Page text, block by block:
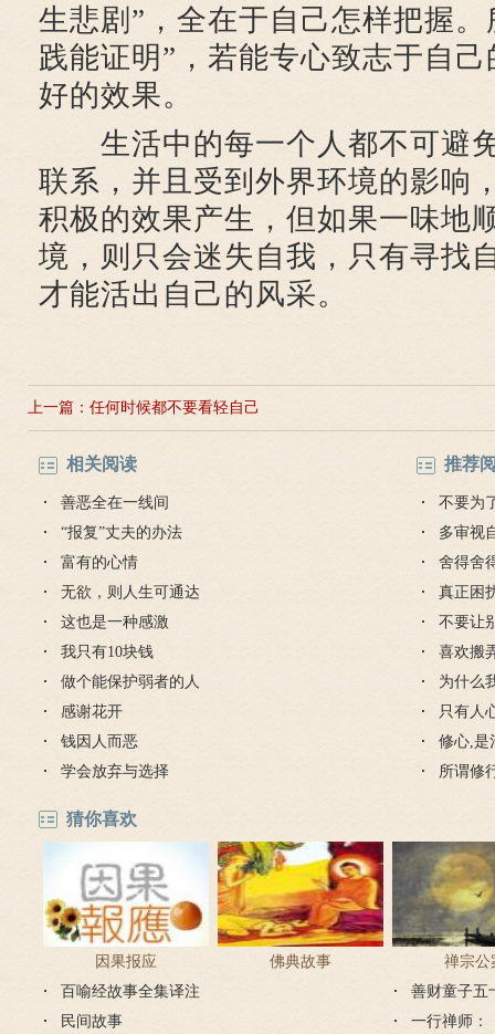
生悲剧”，全在于自己怎样把握
践能证明”，若能专心致志于自
好的效果。
生活中的每一个人都不可避
联系，并且受到外界环境的影响
积极的效果产生，但如果一味地
境，则只会迷失自我，只有寻找
才能活出自己的风采。
上一篇： 任何时候都不要看轻自己
相关阅读
善恶全在一线间
“报复”丈夫的办法
富有的心情
无欲，则人生可通达
这也是一种感激
我只有10块钱
做个能保护弱者的人
感谢花开
钱因人而恶
学会放弃与选择
推荐
不要为
多审视
舍得舍
真正困
不要让
喜欢搬
为什么
只有人
修心,是
所谓修
猜你喜欢
因果报应 佛典故事
禅宗公
百喻经故事全集译注
善财童子五
民间故事
一行禅师：